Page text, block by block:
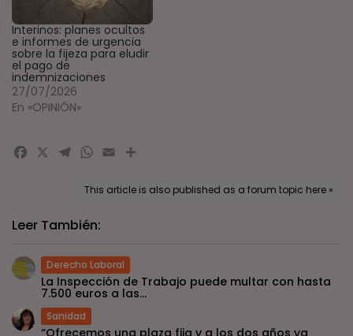
Interinos: planes ocultos
e informes de urgencia
sobre la fijeza para eludir
el pago de
indemnizaciones
27/07/2026
En «OPINIÓN»
Facebook
X Telegram
WhatsApp
EmailCompartir
This article is also published as a forum topic here »
Leer También:
Derecho Laboral
La Inspección de Trabajo puede multar con hasta
7.500 euros a las...
Sanidad
“Ofrecemos una plaza fija y a los dos años ya